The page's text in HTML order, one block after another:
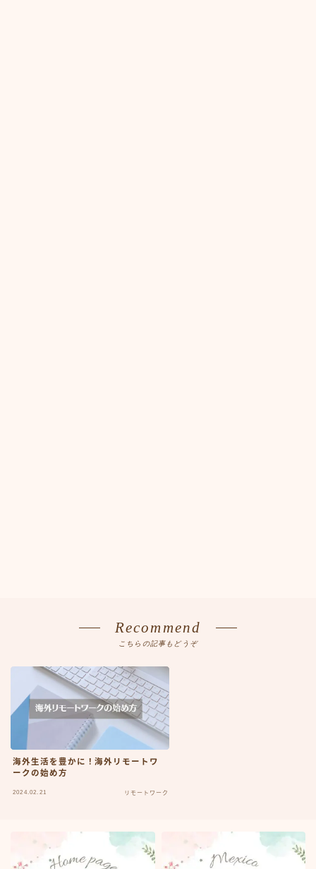
Recommend
こちらの記事もどうぞ
海外生活を豊かに！海外リモートワ
ークの始め方
2024.02.21 リモートワーク